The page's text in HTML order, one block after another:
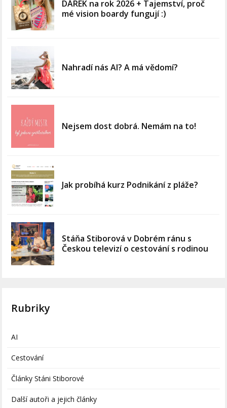
DÁREK na rok 2026 + Tajemství, proč
mé vision boardy fungují :)
Nahradí nás AI? A má vědomí?
Nejsem dost dobrá. Nemám na to!
Jak probíhá kurz Podnikání z pláže?
Stáňa Stiborová v Dobrém ránu s
Českou televizí o cestování s rodinou
Rubriky
AI
Cestování
Články Stáni Stiborové
Další autoři a jejich články